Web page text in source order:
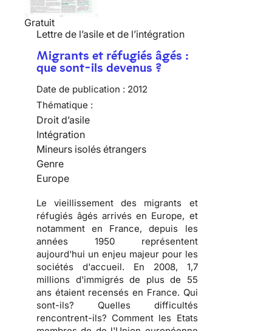
Gratuit
Lettre de l’asile et de l’intégration
Migrants et réfugiés âgés :
que sont-ils devenus ?
Date de publication : 2012
Thématique :
Droit d’asile
Intégration
Mineurs isolés étrangers
Genre
Europe
Le vieillissement des migrants et
réfugiés âgés arrivés en Europe, et
notamment en France, depuis les
années 1950 représentent
aujourd'hui un enjeu majeur pour les
sociétés d'accueil. En 2008, 1,7
millions d'immigrés de plus de 55
ans étaient recensés en France. Qui
sont-ils? Quelles difficultés
rencontrent-ils? Comment les Etats